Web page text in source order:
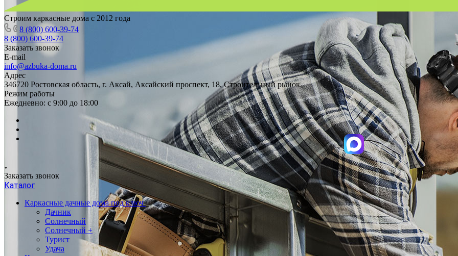
Строим каркасные дома с 2012 года
8 (800) 600-39-74
8 (800) 600-39-74
Заказать звонок
E-mail
info@azbuka-doma.ru
Адрес
346720 Ростовская область, г. Аксай, Аксайский проспект, 18, Строительный рынок
Режим работы
Ежедневно: с 9:00 до 18:00
Заказать звонок
Каталог
Каркасные дачные дома под ключ
Дачник
Солнечный
Солнечный +
Турист
Удача